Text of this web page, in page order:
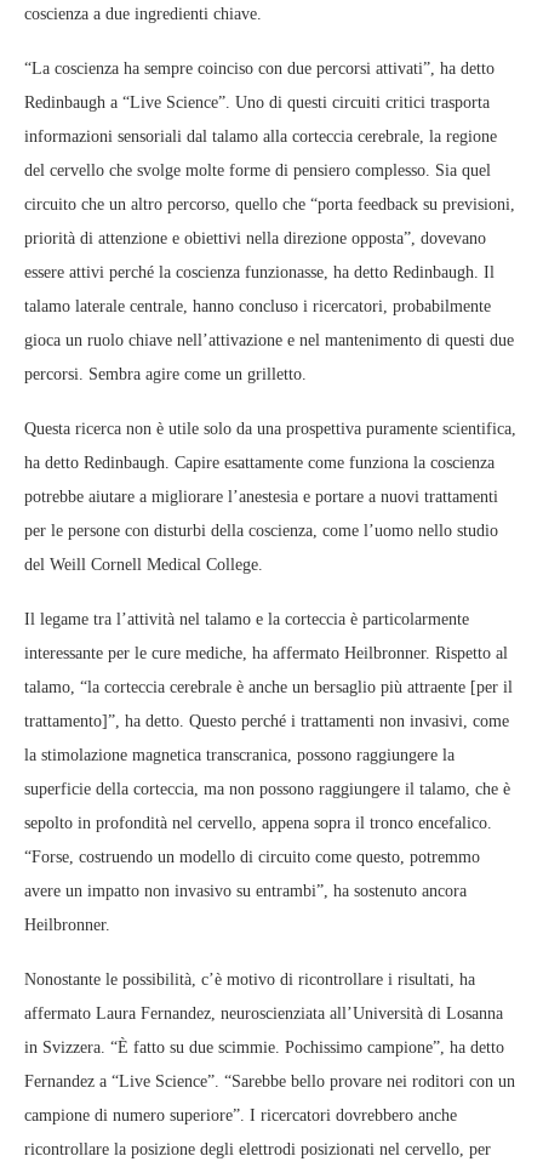
coscienza a due ingredienti chiave.
“La coscienza ha sempre coinciso con due percorsi attivati”, ha detto
Redinbaugh a “Live Science”. Uno di questi circuiti critici trasporta
informazioni sensoriali dal talamo alla corteccia cerebrale, la regione
del cervello che svolge molte forme di pensiero complesso. Sia quel
circuito che un altro percorso, quello che “porta feedback su previsioni,
priorità di attenzione e obiettivi nella direzione opposta”, dovevano
essere attivi perché la coscienza funzionasse, ha detto Redinbaugh. Il
talamo laterale centrale, hanno concluso i ricercatori, probabilmente
gioca un ruolo chiave nell’attivazione e nel mantenimento di questi due
percorsi. Sembra agire come un grilletto.
Questa ricerca non è utile solo da una prospettiva puramente scientifica,
ha detto Redinbaugh. Capire esattamente come funziona la coscienza
potrebbe aiutare a migliorare l’anestesia e portare a nuovi trattamenti
per le persone con disturbi della coscienza, come l’uomo nello studio
del Weill Cornell Medical College.
Il legame tra l’attività nel talamo e la corteccia è particolarmente
interessante per le cure mediche, ha affermato Heilbronner. Rispetto al
talamo, “la corteccia cerebrale è anche un bersaglio più attraente [per il
trattamento]”, ha detto. Questo perché i trattamenti non invasivi, come
la stimolazione magnetica transcranica, possono raggiungere la
superficie della corteccia, ma non possono raggiungere il talamo, che è
sepolto in profondità nel cervello, appena sopra il tronco encefalico.
“Forse, costruendo un modello di circuito come questo, potremmo
avere un impatto non invasivo su entrambi”, ha sostenuto ancora
Heilbronner.
Nonostante le possibilità, c’è motivo di ricontrollare i risultati, ha
affermato Laura Fernandez, neuroscienziata all’Università di Losanna
in Svizzera. “È fatto su due scimmie. Pochissimo campione”, ha detto
Fernandez a “Live Science”. “Sarebbe bello provare nei roditori con un
campione di numero superiore”. I ricercatori dovrebbero anche
ricontrollare la posizione degli elettrodi posizionati nel cervello, per